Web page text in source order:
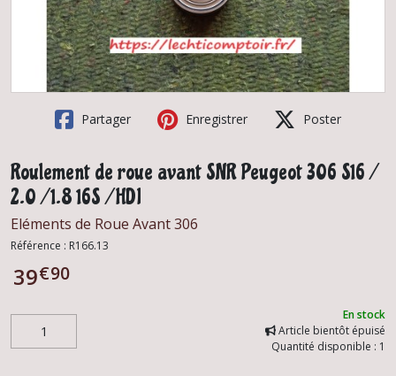
Partager Enregistrer Poster
Roulement de roue avant SNR Peugeot 306 S16 /
2.0 / 1.8 16S / HDI
Eléments de Roue Avant 306
Référence : R166.13
39€90
En stock
Article bientôt épuisé
Quantité disponible : 1